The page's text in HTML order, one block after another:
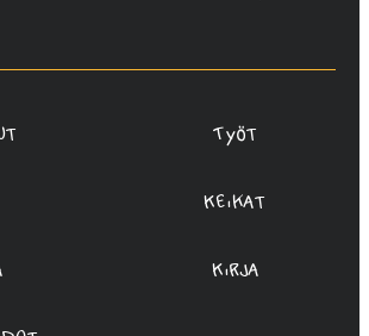
Työt
Keikat
Kirja